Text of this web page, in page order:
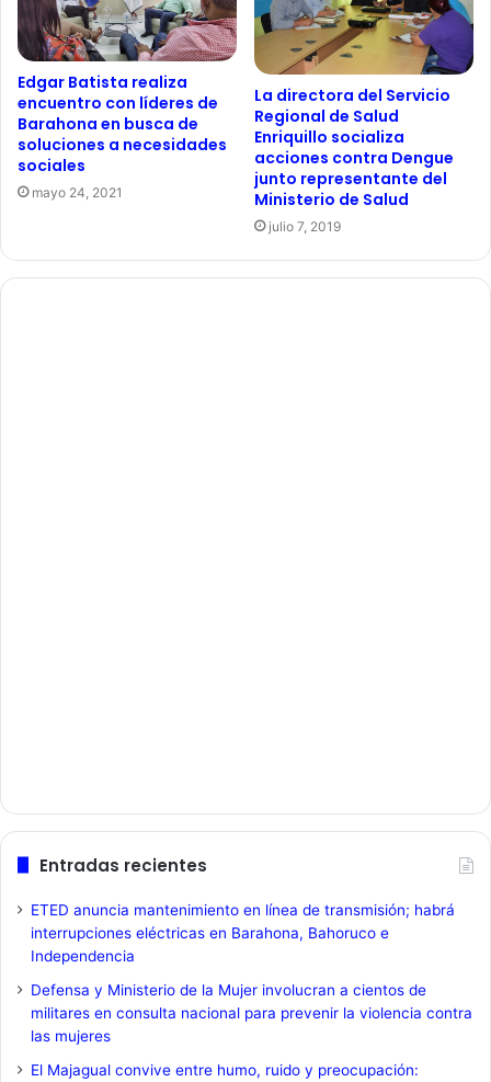
Edgar Batista realiza
encuentro con líderes de
Barahona en busca de
soluciones a necesidades
sociales
mayo 24, 2021
La directora del Servicio
Regional de Salud
Enriquillo socializa
acciones contra Dengue
junto representante del
Ministerio de Salud
julio 7, 2019
Entradas recientes
ETED anuncia mantenimiento en línea de transmisión; habrá
interrupciones eléctricas en Barahona, Bahoruco e
Independencia
Defensa y Ministerio de la Mujer involucran a cientos de
militares en consulta nacional para prevenir la violencia contra
las mujeres
El Majagual convive entre humo, ruido y preocupación: